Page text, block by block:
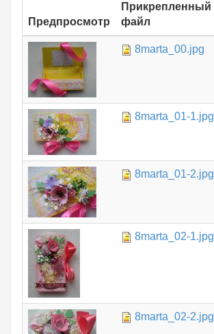
Предпросмотр
Прикрепленный
файл
8marta_00.jpg
8marta_01-1.jpg
8marta_01-2.jpg
8marta_02-1.jpg
8marta_02-2.jpg